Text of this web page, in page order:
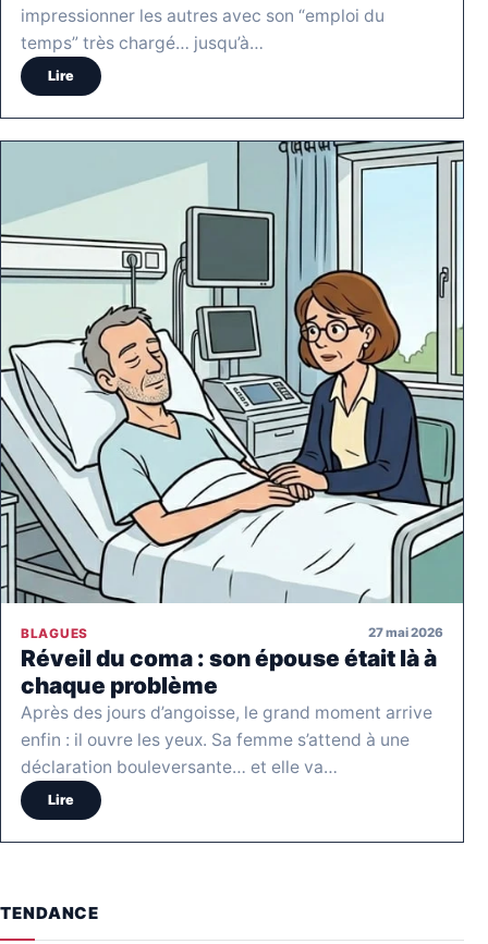
impressionner les autres avec son “emploi du
temps” très chargé… jusqu’à…
Lire
BLAGUES 27 mai 2026
Réveil du coma : son épouse était là à
chaque problème
Après des jours d’angoisse, le grand moment arrive
enfin : il ouvre les yeux. Sa femme s’attend à une
déclaration bouleversante… et elle va…
Lire
TENDANCE